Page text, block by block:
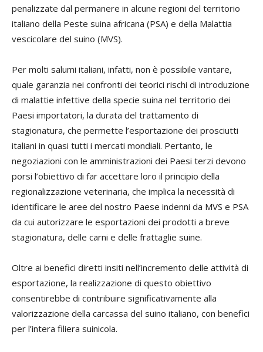
penalizzate dal permanere in alcune regioni del territorio
italiano della Peste suina africana (PSA) e della Malattia
vescicolare del suino (MVS).
Per molti salumi italiani, infatti, non è possibile vantare,
quale garanzia nei confronti dei teorici rischi di introduzione
di malattie infettive della specie suina nel territorio dei
Paesi importatori, la durata del trattamento di
stagionatura, che permette l’esportazione dei prosciutti
italiani in quasi tutti i mercati mondiali. Pertanto, le
negoziazioni con le amministrazioni dei Paesi terzi devono
porsi l’obiettivo di far accettare loro il principio della
regionalizzazione veterinaria, che implica la necessità di
identificare le aree del nostro Paese indenni da MVS e PSA
da cui autorizzare le esportazioni dei prodotti a breve
stagionatura, delle carni e delle frattaglie suine.
Oltre ai benefici diretti insiti nell’incremento delle attività di
esportazione, la realizzazione di questo obiettivo
consentirebbe di contribuire significativamente alla
valorizzazione della carcassa del suino italiano, con benefici
per l’intera filiera suinicola.